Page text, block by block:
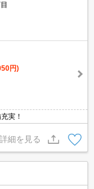
円)
実！
詳細を見る